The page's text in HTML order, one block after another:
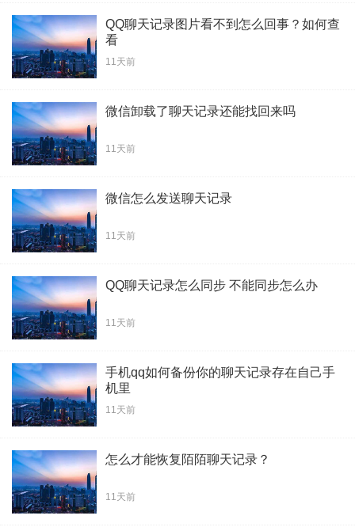
QQ聊天记录图片看不到怎么回事？如何查
看
11天前
微信卸载了聊天记录还能找回来吗
11天前
微信怎么发送聊天记录
11天前
QQ聊天记录怎么同步 不能同步怎么办
11天前
手机qq如何备份你的聊天记录存在自己手
机里
11天前
怎么才能恢复陌陌聊天记录？
11天前